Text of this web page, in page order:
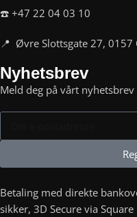
☎️ +47 22 04 03 10
📍 Øvre Slottsgate 27, 0157
Nyhetsbrev
Meld deg på vårt
Betaling med direkte
sikker, 3D Secure via Square